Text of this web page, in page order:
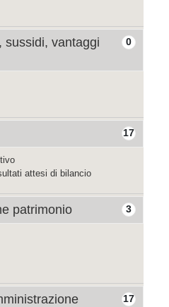
0
sussidi, vantaggi
17
attesi di bilancio
3
patrimonio
17